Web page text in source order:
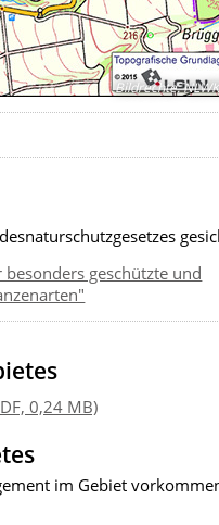
Bildrechte:
geschützte und
0,24 MB)
im Gebiet